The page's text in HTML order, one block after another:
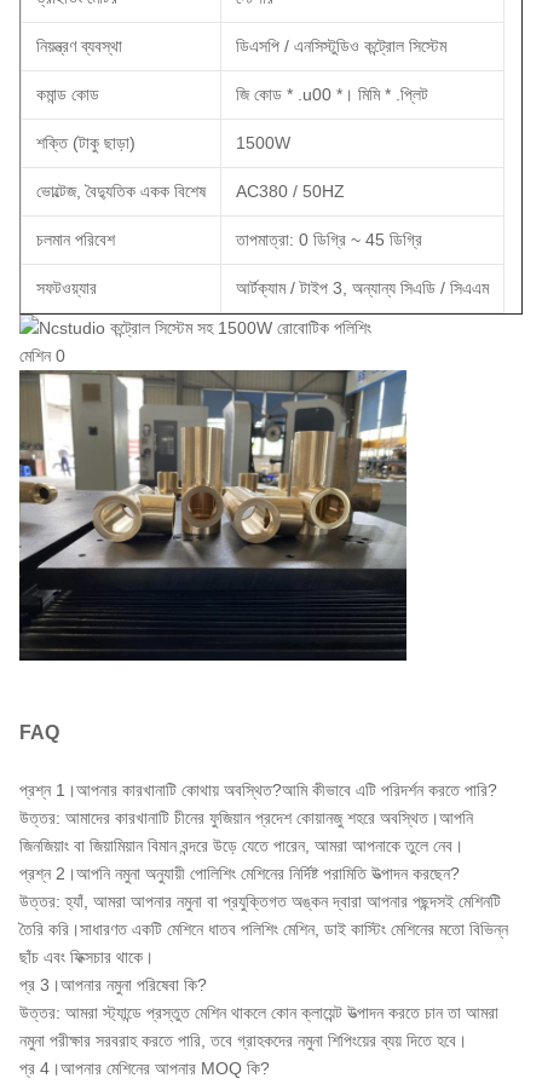
নিয়ন্ত্রণ ব্যবস্থা ডিএসপি / এনসিস্টুডিও কন্ট্রোল সিস্টেম
কমান্ড কোড জি কোড * .u00 *। মিমি * .প্লিট
শক্তি (টাকু ছাড়া) 1500W
ভোল্টেজ, বৈদ্যুতিক একক বিশেষ AC380 / 50HZ
চলমান পরিবেশ তাপমাত্রা: 0 ডিগ্রি ~ 45 ডিগ্রি
সফটওয়্যার আর্টক্যাম / টাইপ 3, অন্যান্য সিএডি / সিএএম
FAQ
প্রশ্ন 1।আপনার কারখানাটি কোথায় অবস্থিত?আমি কীভাবে এটি পরিদর্শন করতে পারি?
উত্তর: আমাদের কারখানাটি চীনের ফুজিয়ান প্রদেশ কোয়ানজু শহরে অবস্থিত।আপনি
জিনজিয়াং বা জিয়ামিয়ান বিমান বন্দরে উড়ে যেতে পারেন, আমরা আপনাকে তুলে নেব।
প্রশ্ন 2।আপনি নমুনা অনুযায়ী পোলিশিং মেশিনের নির্দিষ্ট পরামিতি উত্পাদন করছেন?
উত্তর: হ্যাঁ, আমরা আপনার নমুনা বা প্রযুক্তিগত অঙ্কন দ্বারা আপনার পছন্দসই মেশিনটি
তৈরি করি।সাধারণত একটি মেশিনে ধাতব পলিশিং মেশিন, ডাই কাস্টিং মেশিনের মতো বিভিন্ন
ছাঁচ এবং ফিক্সচার থাকে।
প্র 3।আপনার নমুনা পরিষেবা কি?
উত্তর: আমরা স্ট্যান্ডে প্রস্তুত মেশিন থাকলে কোন ক্লায়েন্ট উত্পাদন করতে চান তা আমরা
নমুনা পরীক্ষার সরবরাহ করতে পারি, তবে গ্রাহকদের নমুনা শিপিংয়ের ব্যয় দিতে হবে।
প্র 4।আপনার মেশিনের আপনার MOQ কি?